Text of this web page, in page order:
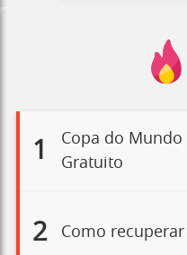
1
Copa do Mundo
Gratuito
2 Como